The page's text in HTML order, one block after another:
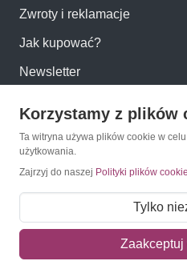
Zwroty i reklamacje
Jak kupować?
Newsletter
Konto
Moje zamówienia
Mój koszyk
Korzystamy z plików
Ta witryna używa plików cookie w
użytkowania.
Zajrzyj do naszej Polityki plików cookie
Tylko